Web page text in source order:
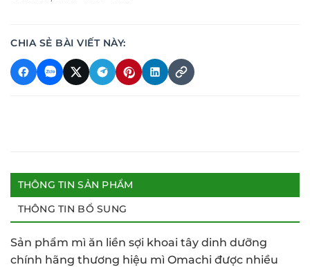
CHIA SẺ BÀI VIẾT NÀY:
THÔNG TIN SẢN PHẨM
THÔNG TIN BỔ SUNG
Sản phẩm mì ăn liền sợi khoai tây dinh dưỡng
chính hãng thương hiệu mì Omachi được nhiều